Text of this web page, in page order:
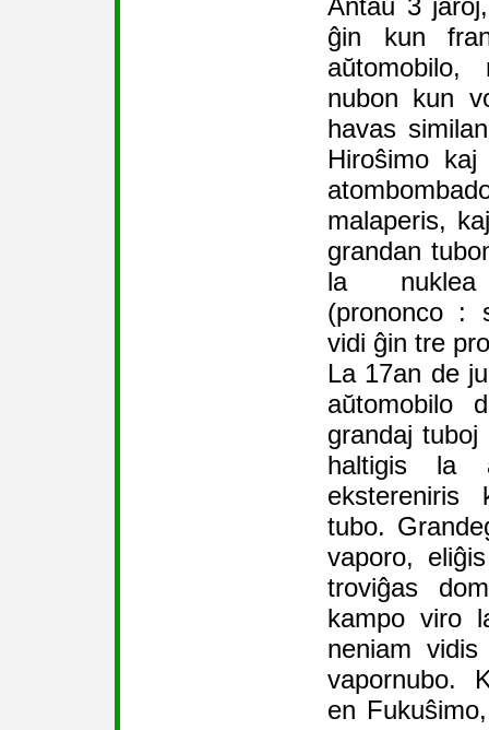
Antaŭ 3
ĝin kun
nubon kun
havas
Hiroŝimo
malaperis,
grandan
la
(prononco :
vidi ĝin tre
La 17an de
aŭtomobilo
grandaj tuboj
haltigis la
tubo.
vaporo,
troviĝas
kampo viro
neniam
vapornubo.
en